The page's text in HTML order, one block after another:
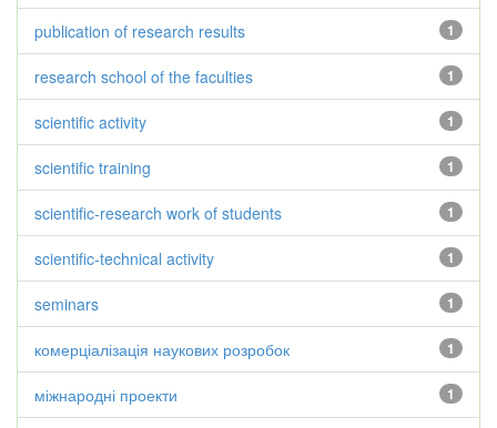
1
publication of research results
1
research school of the faculties
1
scientific activity
1
scientific training
1
scientific-research work of students
1
scientific-technical activity
1
seminars
1
комерціалізація наукових розробок
1
міжнародні проекти